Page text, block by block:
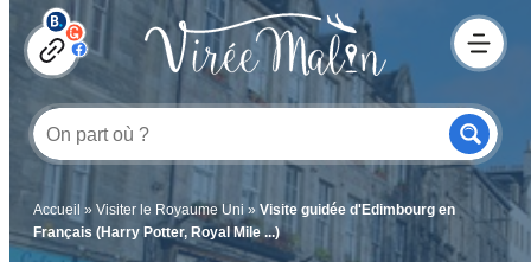
Accueil » Visiter le Royaume Uni » Visite guidée d'Edimbourg en
Français (Harry Potter, Royal Mile ...)